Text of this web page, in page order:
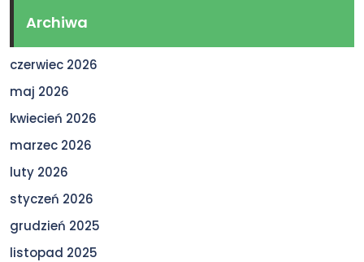
Archiwa
czerwiec 2026
maj 2026
kwiecień 2026
marzec 2026
luty 2026
styczeń 2026
grudzień 2025
listopad 2025